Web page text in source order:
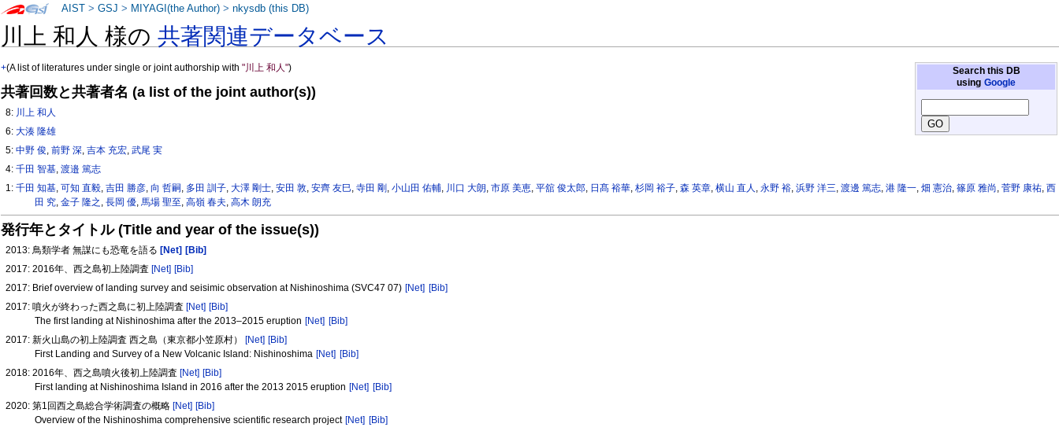
川上 和人 様の共著関連データベース
Search this DB
using Google
+(A list of literatures under single or joint authorship with"川上 和人")
共著回数と共著者名 (a list of the joint author(s))
8: 川上 和人
6:大湊 隆雄
5:中野 俊,前野 深,吉本 充宏,武尾 実
4:千田 智基,渡邉 篤志
1:千田 知基,可知 直毅,吉田 勝彦,向 哲嗣 , 多田 訓子,大澤 剛士,安田 敦,安齊 友巳,寺田 剛 ,小山田 佑輔, 川口 大朗,市原 美恵,平舘 俊太郎, 日髙 裕華,杉岡 裕子,森 英章,横山 直人 ,永野 裕,浜野 洋三,渡邊 篤志,港 隆一,畑 憲治,篠原 雅尚,菅野 康祐,西
田 究, 金子 隆之 , 長岡 優, 馬場 聖至, 高嶺 春夫, 高木 朗充
発行年とタイトル (Title and year of the issue(s))
2013: 鳥類学者 無謀にも恐竜を語る [Net] [Bib]
2017: 2016年、西之島初上陸調査 [Net] [Bib]
2017: Brief overview of landing survey and seisimic observation at Nishinoshima (SVC47 07) [Net] [Bib]
2017: 噴火が終わった西之島に初上陸調査 [Net] [Bib]
The first landing at Nishinoshima after the 2013–2015 eruption [Net] [Bib]
2017: 新火山島の初上陸調査 西之島（東京都小笠原村） [Net] [Bib]
First Landing and Survey of a New Volcanic Island: Nishinoshima [Net] [Bib]
2018: 2016年、西之島噴火後初上陸調査 [Net] [Bib]
First landing at Nishinoshima Island in 2016 after the 2013 2015 eruption [Net] [Bib]
2020: 第1回西之島総合学術調査の概略 [Net] [Bib]
Overview of the Nishinoshima comprehensive scientific research project [Net] [Bib]
AIST >GSJ > MIYAGI(the Author) >nkysdb (this DB)